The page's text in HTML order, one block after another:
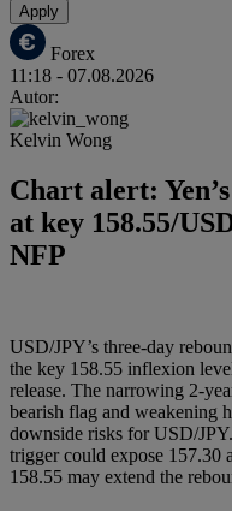
Apply
Forex
11:18 - 07.08.2026
Autor:
Kelvin Wong
Chart alert:
at key 158.55/
NFP
USD/JPY’s three-day
the key 158.55 inflexion
release. The narrowing 2-
bearish flag and weakening
downside risks for USD/
trigger could expose 157.30
158.55 may extend the